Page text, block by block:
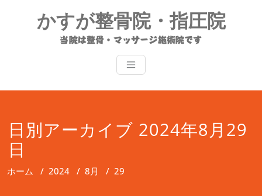
ス
かすが整骨院・指圧院
当院は整骨・マッサージ施術院です
日別アーカイブ 2024年8月29
日
ホーム / 2024 / 8月 / 29